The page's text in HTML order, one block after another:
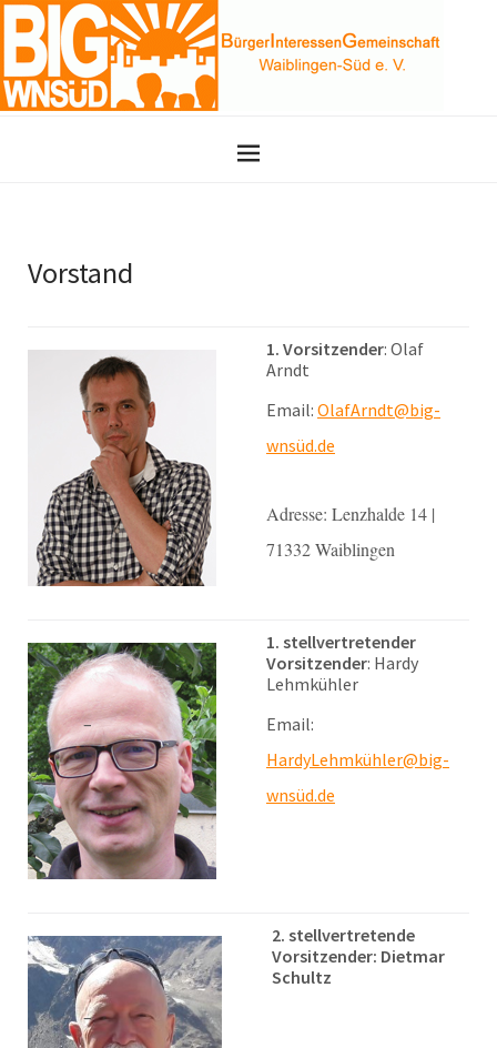
Vorstand
1. Vorsitzender: Olaf
Arndt
Email: OlafArndt@big-
wnsüd.de
Adresse: Lenzhalde 14 |
71332 Waiblingen
1. stellvertretender
Vorsitzender: Hardy
Lehmkühler
Email:
HardyLehmkühler@big-
wnsüd.de
2. stellvertretende
Vorsitzender: Dietmar
Schultz